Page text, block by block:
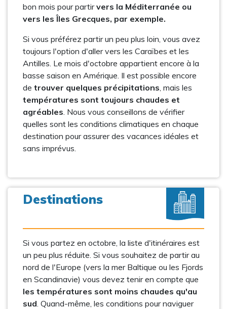
bon mois pour partirvers la Méditerranée ou
vers les Îles Grecques, par exemple.
Si vous préférez partir un peu plus loin, vous avez
toujours l'option d'aller vers les Caraïbes et les
Antilles. Le mois d'octobre appartient encore à la
basse saison en Amérique. Il est possible encore
de trouver quelques précipitations, mais les
températures sont toujours chaudes et
agréables. Nous vous conseillons de vérifier
quelles sont les conditions climatiques en chaque
destination pour assurer des vacances idéales et
sans imprévus.
Destinations
Si vous partez en octobre, la liste d'itinéraires est
un peu plus réduite. Si vous souhaitez de partir au
nord de l'Europe (vers la mer Baltique ou les Fjords
en Scandinavie) vous devez tenir en compte que
les températures sont moins chaudes qu'au
sud. Quand-même, les conditions pour naviguer